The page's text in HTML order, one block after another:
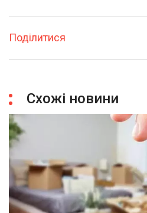
Поділитися
Схожі новини